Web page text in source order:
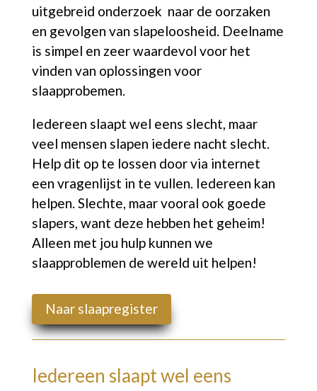
uitgebreid onderzoek naar de oorzaken
en gevolgen van slapeloosheid. Deelname
is simpel en zeer waardevol voor het
vinden van oplossingen voor
slaapprobemen.
Iedereen slaapt wel eens slecht, maar
veel mensen slapen iedere nacht slecht.
Help dit op te lossen door via internet
een vragenlijst in te vullen. Iedereen kan
helpen. Slechte, maar vooral ook goede
slapers, want deze hebben het geheim!
Alleen met jou hulp kunnen we
slaapproblemen de wereld uit helpen!
Naar slaapregister
Iedereen slaapt wel eens